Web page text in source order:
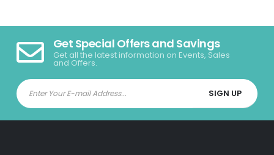
Get Special Offers and Savings
Get all the latest information on Events, Sales
and Offers.